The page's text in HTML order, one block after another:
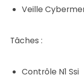
Veille
Tâches :
Contrôle N1 Ssi